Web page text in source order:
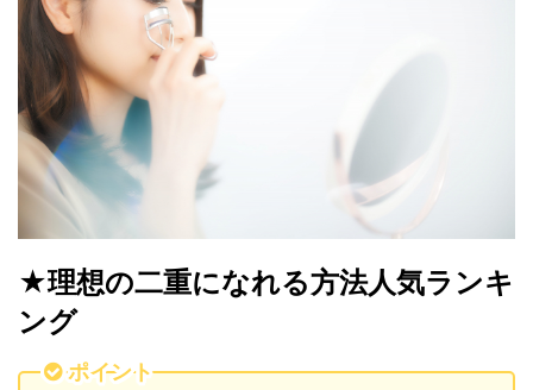
★理想の二重になれる方法人気ランキ
ング
ポイント